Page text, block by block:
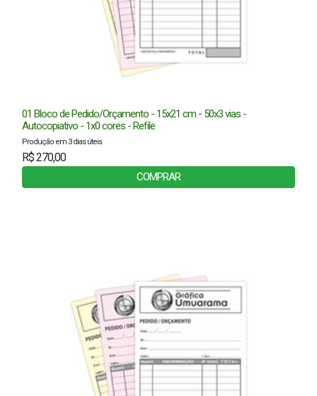
01 Bloco de Pedido/Orçamento - 15x21 cm - 50x3 vias -
Autocopiativo - 1x0 cores - Refile
Produção em 3 dias úteis
R$ 270,00
COMPRAR